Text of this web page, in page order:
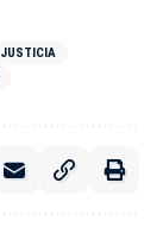
JUSTICIA